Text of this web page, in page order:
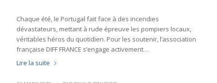
Chaque été, le Portugal fait face à des incendies
dévastateurs, mettant à rude épreuve les pompiers locaux,
véritables héros du quotidien. Pour les soutenir, l’association
française DIFF FRANCE s’engage activement…
Lire la suite